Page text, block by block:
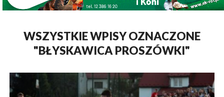
WSZYSTKIE WPISY OZNACZONE
"BŁYSKAWICA PROSZÓWKI"